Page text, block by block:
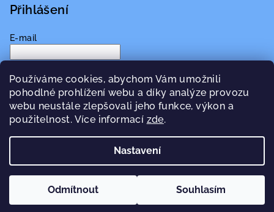
Používáme cookies, abychom Vám umožnili
pohodlné prohlížení webu a díky analýze provozu
webu neustále zlepšovali jeho funkce, výkon a
použitelnost. Více informací zde.
Nastavení
Odmítnout Souhlasím
Přihlášení
E-mail
Přihlásit se
Nová registraceZapomenuté heslo
Upravit nastavení cookies
Vytvořil Shoptet